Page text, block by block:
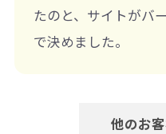
たのと、サイトがバ
で決めました。
他のお